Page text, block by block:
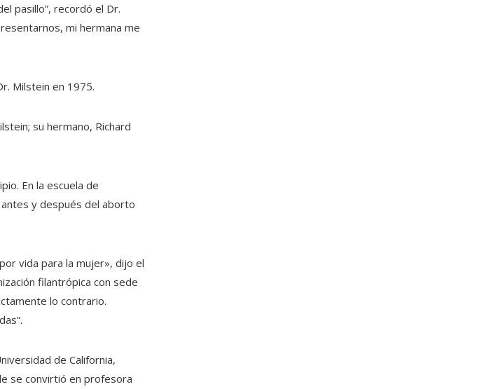
pasillo”, recordó el Dr.
mi hermana me
Milstein en 1975.
su hermano, Richard
En la escuela de
y después del aborto
vida para la mujer», dijo el
filantrópica con sede
lo contrario.
de California,
se convirtió en profesora